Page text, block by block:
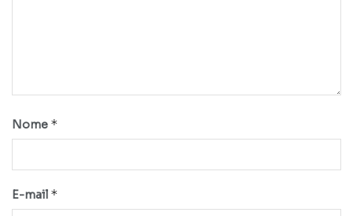
Nome *
E-mail *